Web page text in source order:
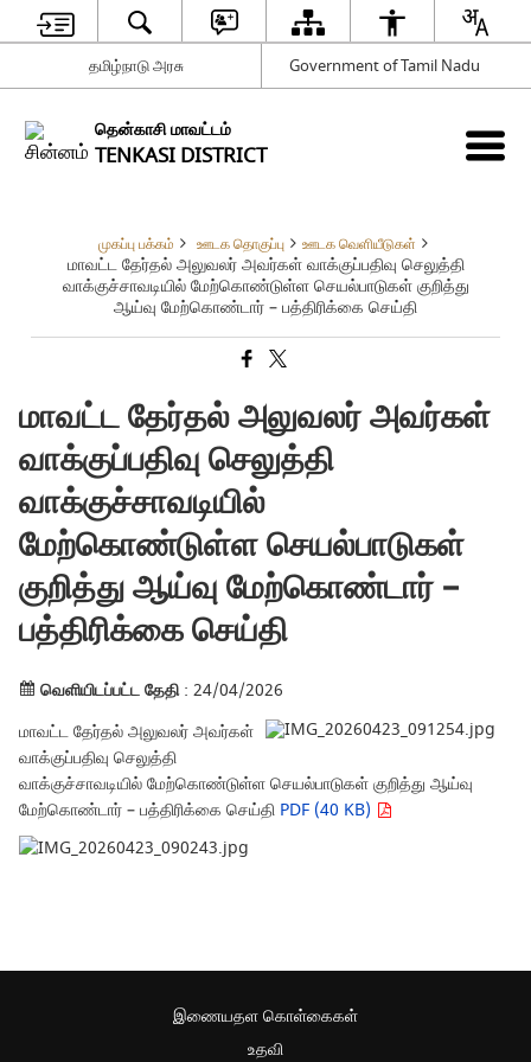
தமிழ்நாடு அரசு Government of Tamil Nadu
தென்காசி மாவட்டம்
TENKASI DISTRICT
முகப்பு பக்கம் ஊடக தொகுப்பு ஊடக வெளியீடுகள்
மாவட்ட தேர்தல் அலுவலர் அவர்கள் வாக்குப்பதிவு செலுத்தி
வாக்குச்சாவடியில் மேற்கொண்டுள்ள செயல்பாடுகள் குறித்து
ஆய்வு மேற்கொண்டார் – பத்திரிக்கை செய்தி
மாவட்ட தேர்தல் அலுவலர் அவர்கள்
வாக்குப்பதிவு செலுத்தி
வாக்குச்சாவடியில்
மேற்கொண்டுள்ள செயல்பாடுகள்
குறித்து ஆய்வு மேற்கொண்டார் –
பத்திரிக்கை செய்தி
வெளியிடப்பட்ட தேதி: 24/04/2026
மாவட்ட தேர்தல் அலுவலர் அவர்கள்
வாக்குப்பதிவு செலுத்தி
வாக்குச்சாவடியில் மேற்கொண்டுள்ள செயல்பாடுகள் குறித்து ஆய்வு
மேற்கொண்டார் – பத்திரிக்கை செய்தி PDF (40 KB)
இணையதள கொள்கைகள்
உதவி